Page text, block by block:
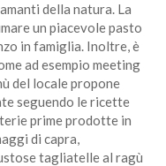
della natura. La
un piacevole pasto
in famiglia. Inoltre, è
ad esempio meeting
del locale propone
seguendo le ricette
prime prodotte in
di capra,
tagliatelle al ragù